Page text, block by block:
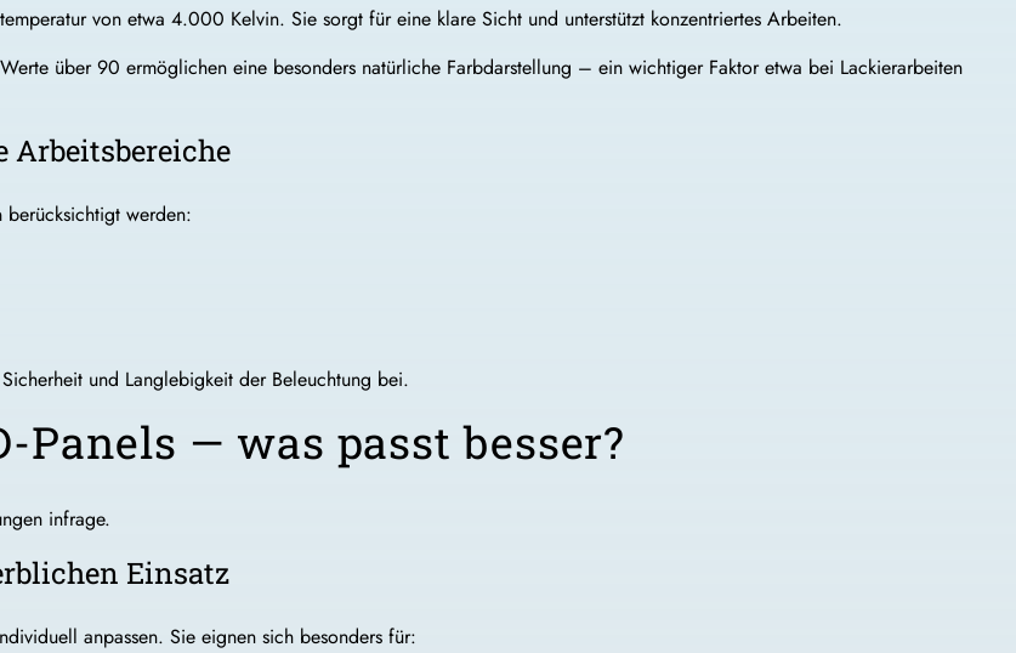
von etwa 4.000 Kelvin. Sie sorgt für eine klare Sicht und unterstützt konzentriertes Arbeiten.
über 90 ermöglichen eine besonders natürliche Farbdarstellung – ein wichtiger Faktor etwa bei Lackierarbeiten
Arbeitsbereiche
berücksichtigt werden:
und Langlebigkeit der Beleuchtung bei.
Panels — was passt besser?
infrage.
Einsatz
anpassen. Sie eignen sich besonders für: